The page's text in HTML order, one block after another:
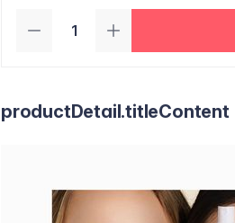
productDetail.titleContent